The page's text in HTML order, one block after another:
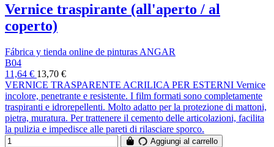
Vernice traspirante (all'aperto / al
coperto)
Fábrica y tienda online de pinturas ANGAR
B04
11,64 € 13,70 €
VERNICE TRASPARENTE ACRILICA PER ESTERNI Vernice
incolore, penetrante e resistente. I film formati sono completamente
traspiranti e idrorepellenti. Molto adatto per la protezione di mattoni,
pietra, muratura. Per trattenere il cemento delle articolazioni, facilita
la pulizia e impedisce alle pareti di rilasciare sporco.
Aggiungi al carrello